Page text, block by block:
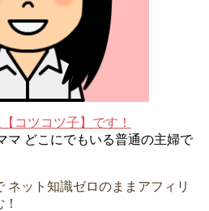
コツコツ子】です！
マ どこにでもいる普通の主婦で
ネット知識ゼロのままアフィリ